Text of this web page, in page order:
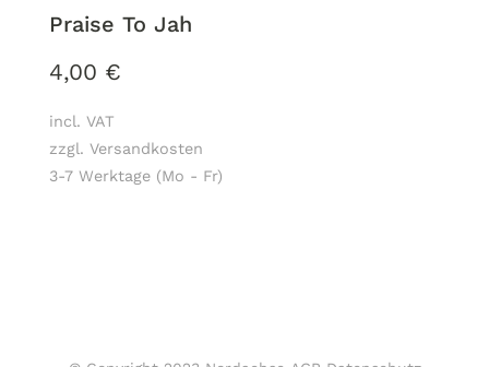
Praise To Jah
4,00 €
incl. VAT
zzgl. Versandkosten
3-7 Werktage (Mo - Fr)